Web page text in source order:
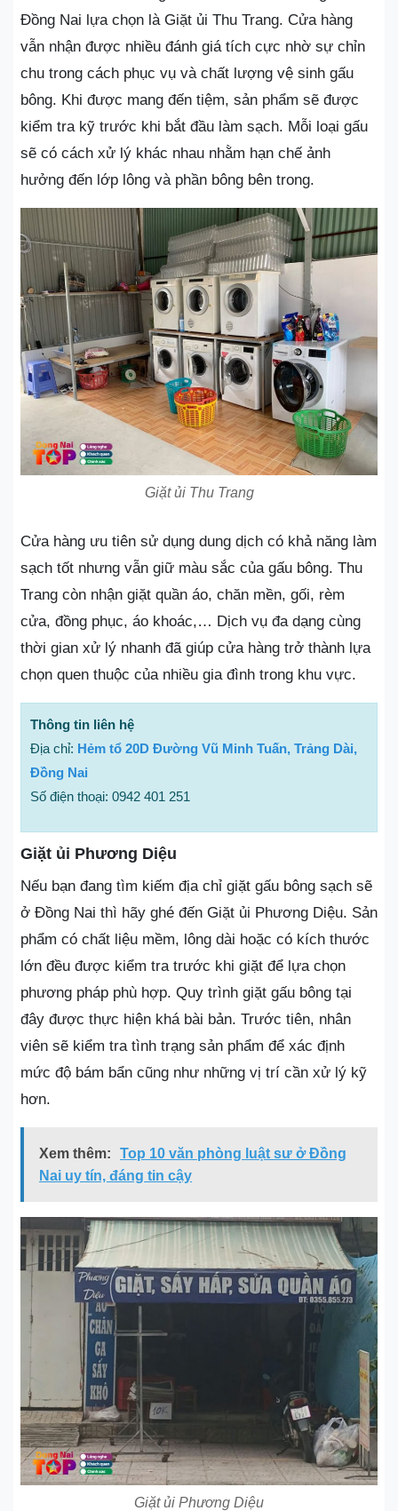
Đồng Nai lựa chọn là Giặt ủi Thu Trang. Cửa hàng
vẫn nhận được nhiều đánh giá tích cực nhờ sự chỉn
chu trong cách phục vụ và chất lượng vệ sinh gấu
bông. Khi được mang đến tiệm, sản phẩm sẽ được
kiểm tra kỹ trước khi bắt đầu làm sạch. Mỗi loại gấu
sẽ có cách xử lý khác nhau nhằm hạn chế ảnh
hưởng đến lớp lông và phần bông bên trong.
Giặt ủi Thu Trang
Cửa hàng ưu tiên sử dụng dung dịch có khả năng làm
sạch tốt nhưng vẫn giữ màu sắc của gấu bông. Thu
Trang còn nhận giặt quần áo, chăn mền, gối, rèm
cửa, đồng phục, áo khoác,… Dịch vụ đa dạng cùng
thời gian xử lý nhanh đã giúp cửa hàng trở thành lựa
chọn quen thuộc của nhiều gia đình trong khu vực.
Thông tin liên hệ
Địa chỉ: Hẻm tổ 20D Đường Vũ Minh Tuấn, Trảng Dài,
Đồng Nai
Số điện thoại: 0942 401 251
Giặt ủi Phương Diệu
Nếu bạn đang tìm kiếm địa chỉ giặt gấu bông sạch sẽ
ở Đồng Nai thì hãy ghé đến Giặt ủi Phương Diệu. Sản
phẩm có chất liệu mềm, lông dài hoặc có kích thước
lớn đều được kiểm tra trước khi giặt để lựa chọn
phương pháp phù hợp. Quy trình giặt gấu bông tại
đây được thực hiện khá bài bản. Trước tiên, nhân
viên sẽ kiểm tra tình trạng sản phẩm để xác định
mức độ bám bẩn cũng như những vị trí cần xử lý kỹ
hơn.
Xem thêm:
Top 10 văn phòng luật sư ở Đồng
Nai uy tín, đáng tin cậy
Giặt ủi Phương Diệu